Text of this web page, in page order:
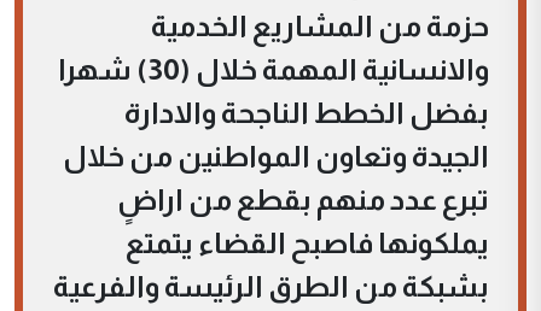
حزمة من المشاريع الخدمية
والانسانية المهمة خلال (30) شهرا
بفضل الخطط الناجحة والادارة
الجيدة وتعاون المواطنين من خلال
تبرع عدد منهم بقطع من اراضٍ
يملكونها فاصبح القضاء يتمتع
بشبكة من الطرق الرئيسة والفرعية